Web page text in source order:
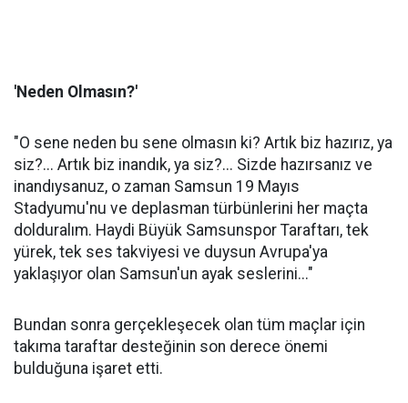
'Neden Olmasın?'
"O sene neden bu sene olmasın ki? Artık biz hazırız, ya
siz?... Artık biz inandık, ya siz?... Sizde hazırsanız ve
inandıysanuz, o zaman Samsun 19 Mayıs
Stadyumu'nu ve deplasman türbünlerini her maçta
dolduralım. Haydi Büyük Samsunspor Taraftarı, tek
yürek, tek ses takviyesi ve duysun Avrupa'ya
yaklaşıyor olan Samsun'un ayak seslerini..."
Bundan sonra gerçekleşecek olan tüm maçlar için
takıma taraftar desteğinin son derece önemi
bulduğuna işaret etti.